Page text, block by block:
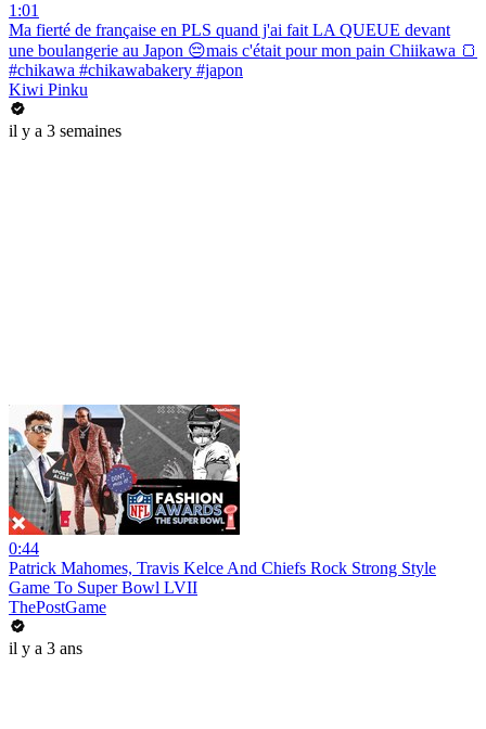
1:01
Ma fierté de française en PLS quand j'ai fait LA QUEUE devant
une boulangerie au Japon 😔mais c'était pour mon pain Chiikawa 🍞
#chikawa #chikawabakery #japon
Kiwi Pinku
il y a 3 semaines
0:44
Patrick Mahomes, Travis Kelce And Chiefs Rock Strong Style
Game To Super Bowl LVII
ThePostGame
il y a 3 ans